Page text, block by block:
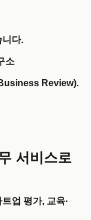
니다.
소
Review).
서비스로
업 평가, 교육·